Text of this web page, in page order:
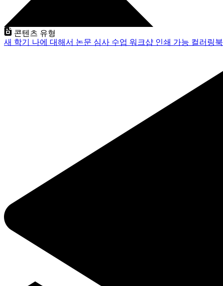
콘텐츠 유형
새 학기 나에 대해서 논문 심사 수업 워크샵 인쇄 가능 컬러링북